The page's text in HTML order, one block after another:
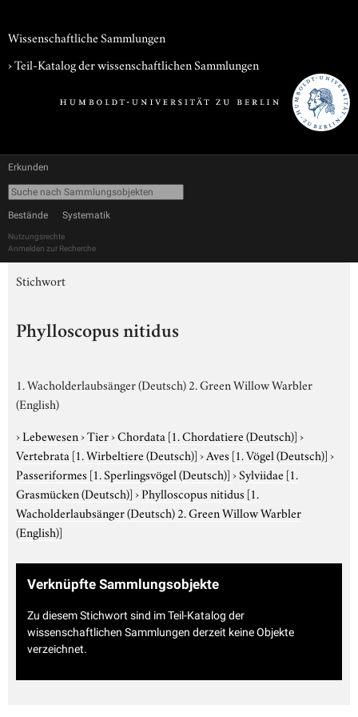
Wissenschaftliche Sammlungen
› Teil-Katalog der wissenschaftlichen Sammlungen
Erkunden
Bestände Systematik
Nutzungsrechte
Anmelden zur Recherche
Stichwort
Phylloscopus nitidus
1. Wacholderlaubsänger (Deutsch) 2. Green Willow Warbler
(English)
›Lebewesen›Tier›Chordata [1. Chordatiere (Deutsch)]›
Vertebrata [1. Wirbeltiere (Deutsch)]›Aves [1. Vögel (Deutsch)]›
Passeriformes [1. Sperlingsvögel (Deutsch)]›Sylviidae [1.
Grasmücken (Deutsch)]›Phylloscopus nitidus [1.
Wacholderlaubsänger (Deutsch) 2. Green Willow Warbler
(English)]
Verknüpfte Sammlungsobjekte
Zu diesem Stichwort sind im Teil-Katalog der
wissenschaftlichen Sammlungen derzeit keine Objekte
verzeichnet.